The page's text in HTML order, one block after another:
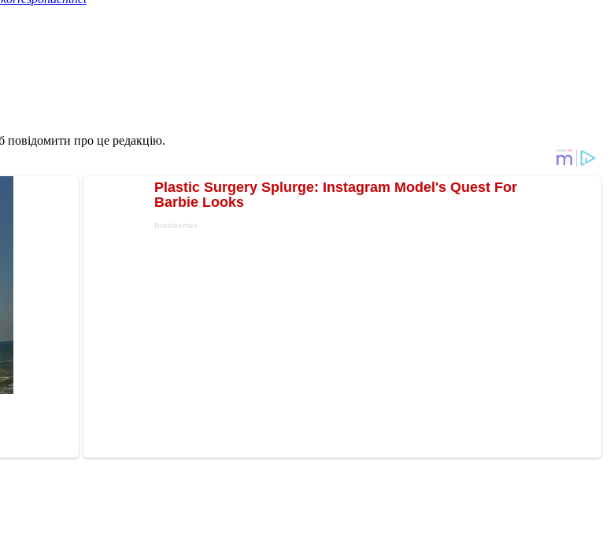
повідомити про це редакцію.